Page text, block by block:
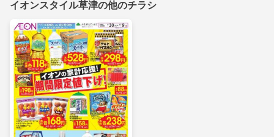
イオンスタイル草津の他のチラシ